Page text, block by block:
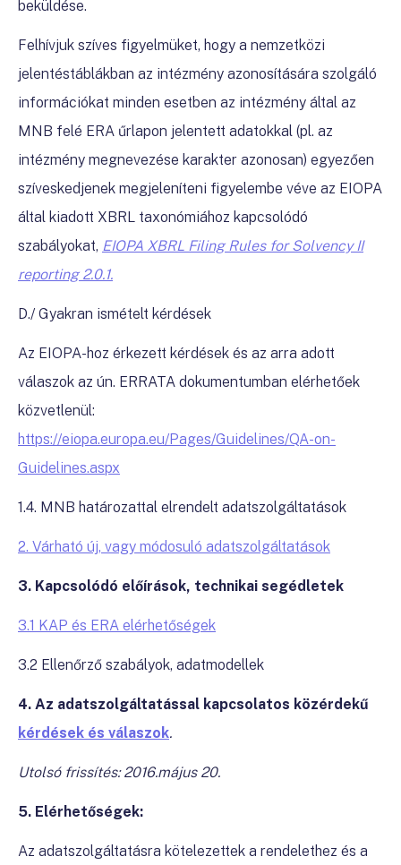
beküldése.
Felhívjuk szíves figyelmüket, hogy a nemzetközi
jelentéstáblákban az intézmény azonosítására szolgáló
információkat minden esetben az intézmény által az
MNB felé ERA űrlapon jelentett adatokkal (pl. az
intézmény megnevezése karakter azonosan) egyezően
szíveskedjenek megjeleníteni figyelembe véve az EIOPA
által kiadott XBRL taxonómiához kapcsolódó
szabályokat, EIOPA XBRL Filing Rules for Solvency II
reporting 2.0.1.
D./ Gyakran ismételt kérdések
Az EIOPA-hoz érkezett kérdések és az arra adott
válaszok az ún. ERRATA dokumentumban elérhetőek
közvetlenül:
https://eiopa.europa.eu/Pages/Guidelines/QA-on-
Guidelines.aspx
1.4. MNB határozattal elrendelt adatszolgáltatások
2. Várható új, vagy módosuló adatszolgáltatások
3. Kapcsolódó előírások, technikai segédletek
3.1 KAP és ERA elérhetőségek
3.2 Ellenőrző szabályok, adatmodellek
4. Az adatszolgáltatással kapcsolatos közérdekű
kérdések és válaszok.
Utolsó frissítés: 2016.május 20.
5. Elérhetőségek:
Az adatszolgáltatásra kötelezettek a rendelethez és a